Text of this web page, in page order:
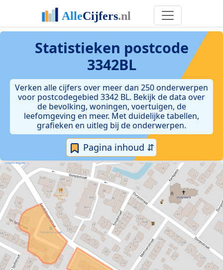
Statistieken postcode
3342BL
Verken alle cijfers over meer dan 250 onderwerpen
voor postcodegebied 3342 BL. Bekijk de data over
de bevolking, woningen, voertuigen, de
leefomgeving en meer. Met duidelijke tabellen,
grafieken en uitleg bij de onderwerpen.
Pagina inhoud ⇵